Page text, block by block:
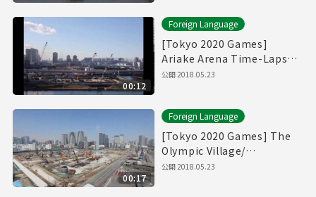
00:12
Foreign Language
[Tokyo 2020 Games]
Ariake Arena Time-Lapse
Movie [有明アリーナ]
公開2018.05.23
00:17
Foreign Language
[Tokyo 2020 Games] The
Olympic Village/
Paralympic Village Time-
公開2018.05.23